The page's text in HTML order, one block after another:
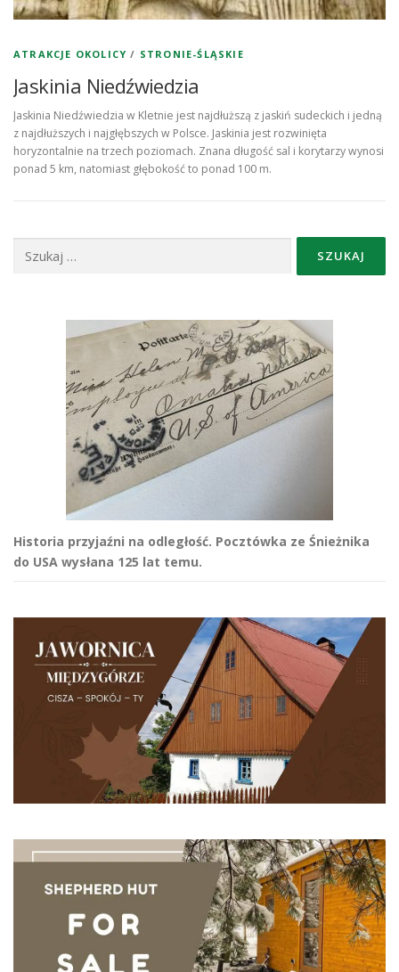
ATRAKCJE OKOLICY / STRONIE-ŚLĄSKIE
Jaskinia Niedźwiedzia
Jaskinia Niedźwiedzia w Kletnie jest najdłuższą z jaskiń sudeckich i jedną
z najdłuższych i najgłębszych w Polsce. Jaskinia jest rozwinięta
horyzontalnie na trzech poziomach. Znana długość sal i korytarzy wynosi
ponad 5 km, natomiast głębokość to ponad 100 m.
Historia przyjaźni na odległość. Pocztówka ze Śnieżnika
do USA wysłana 125 lat temu.